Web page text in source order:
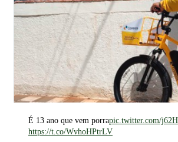
É 13 ano que vem porrapic.twitter.com/
https://t.co/WvhoHPtrLV